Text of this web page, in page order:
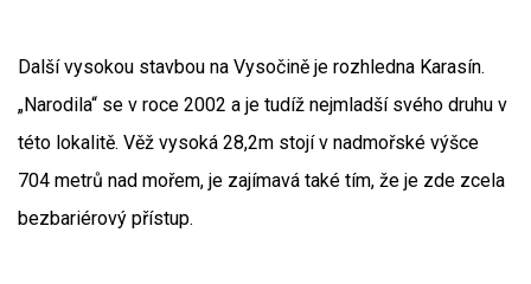
Další vysokou stavbou na Vysočině je rozhledna Karasín.
„Narodila“ se v roce 2002 a je tudíž nejmladší svého druhu v
této lokalitě. Věž vysoká 28,2m stojí v nadmořské výšce
704 metrů nad mořem, je zajímavá také tím, že je zde zcela
bezbariérový přístup.